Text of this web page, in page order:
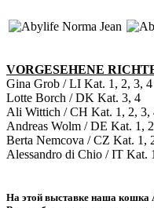
VORGESEHENE
Gina Grob / LI Kat. 1, 2, 3, 4
Lotte Borch / DK Kat. 3, 4
Ali Wittich / CH Kat. 1, 2, 3,
Andreas Wolm / DE Kat. 1, 2
Berta Nemcova / CZ Kat. 1,
Alessandro di Chio / IT Kat.
На этой выставке наша кошка